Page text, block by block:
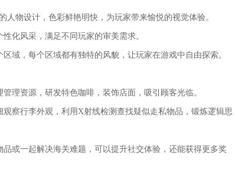
物设计，色彩鲜艳明快，为玩家带来愉悦的视觉体验。
化风采，满足不同玩家的审美需求。
域，每个区域都有独特的风貌，让玩家在游戏中自由探索。
理资源，研发特色咖啡，装饰店面，吸引顾客光临。
察行李外观，利用X射线检测查找疑似走私物品，锻炼逻辑思
或一起解决海关难题，可以提升社交体验，还能获得更多奖